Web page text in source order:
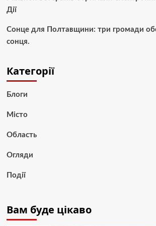
Дії
Сонце для Полтавщини: три громади
сонця.
Категорії
Блоги
Місто
Область
Огляди
Події
Вам буде цікаво